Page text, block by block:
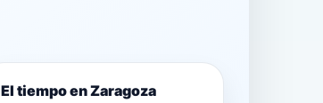
El tiempo en Zaragoza